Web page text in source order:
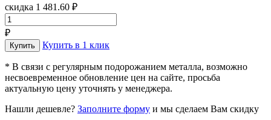
скидка 1 481.60 ₽
₽
Купить в 1 клик
* В связи с регулярным подорожанием металла, возможно
несвоевременное обновление цен на сайте, просьба
актуальную цену уточнять у менеджера.
Нашли дешевле? Заполните форму и мы сделаем Вам скидку